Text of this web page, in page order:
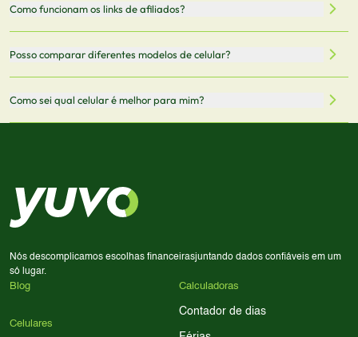
vendedor antes de finalizar sua compra.
informações mais recentes de cada modelo.
Como funcionam os links de afiliados?
comissão sem custo adicional para você.
Posso comparar diferentes modelos de celular?
Sim! Você pode selecionar até 3 celulares para comparar
Como sei qual celular é melhor para mim?
processador e bateria são essenciais. Use nossos filtros
para encontrar o celular ideal.
Nós descomplicamos escolhas financeirasjuntando dados confiáveis em um
só lugar.
Blog
Celulares
Calculadoras
Contador de dias